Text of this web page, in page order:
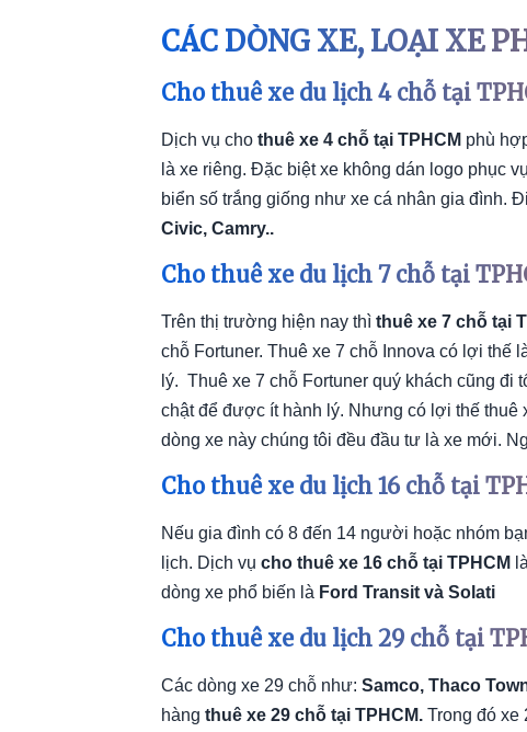
CÁC DÒNG XE, LOẠI XE
Cho thuê xe du lịch 4 chỗ tại
Dịch vụ cho thuê xe 4 chỗ tại TPHCM phù
là xe riêng. Đặc biệt xe không dán logo phục
biển số trắng giống như xe cá nhân gia đình.
Civic, Camry..
Cho thuê xe du lịch 7 chỗ tại
Trên thị trường hiện nay thì thuê xe 7 chỗ tại
chỗ Fortuner. Thuê xe 7 chỗ Innova có lợi thế
lý. Thuê xe 7 chỗ Fortuner quý khách cũng
chật để được ít hành lý. Nhưng có lợi thế thuê
dòng xe này chúng tôi đều đầu tư là xe mới.
Cho thuê xe du lịch 16 chỗ tại
Nếu gia đình có 8 đến 14 người hoặc nhóm
lịch. Dịch vụ cho thuê xe 16 chỗ tại TPHCM
dòng xe phổ biến là Ford Transit và Solati
Cho thuê xe du lịch 29 chỗ tại
Các dòng xe 29 chỗ như: Samco, Thaco
hàng thuê xe 29 chỗ tại TPHCM. Trong đó xe